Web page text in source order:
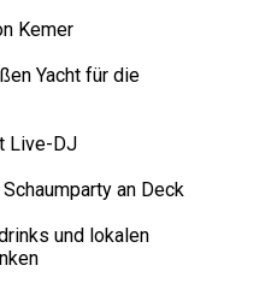
Kemer
Yacht für die
Live-DJ
an Deck
und lokalen